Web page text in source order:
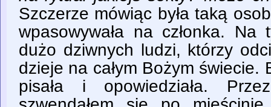
Szczerze mówiąc była taką
wpasowywała na członka. Na
dużo dziwnych ludzi, którzy
dzieje na całym Bożym
pisała i opowiedziała.